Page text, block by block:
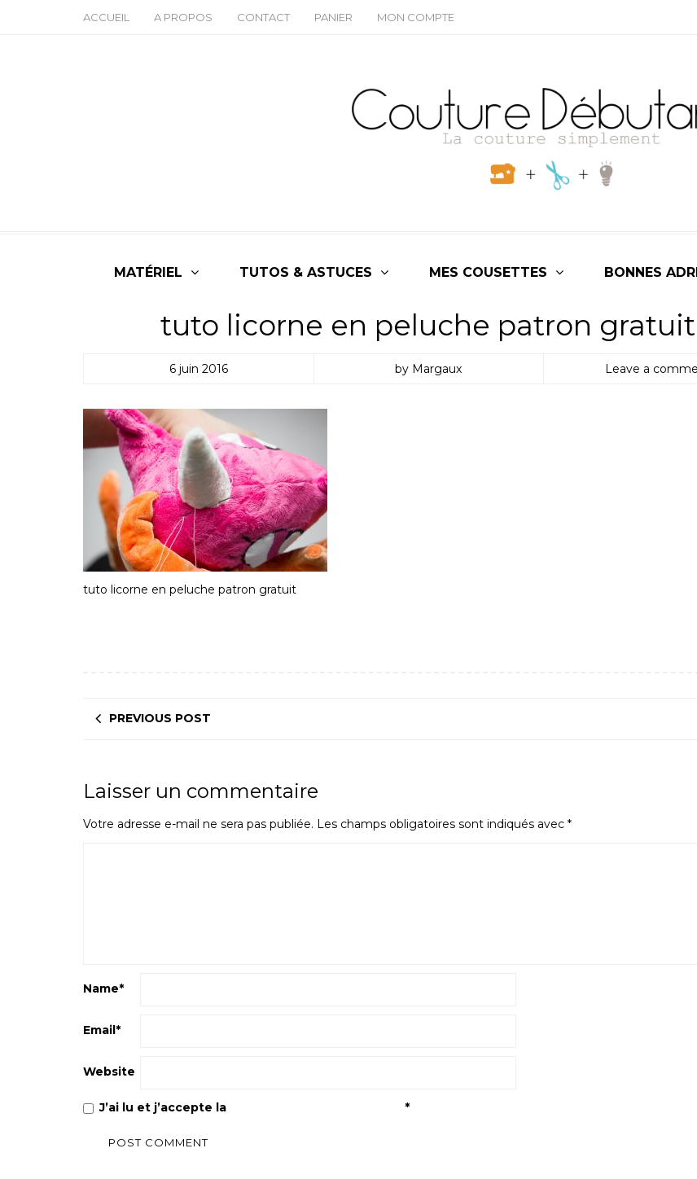
ACCUEIL A PROPOS CONTACT PANIER MON COMPTE
MATÉRIEL TUTOS & ASTUCES MES COUSETTES BONNES
tuto licorne en peluche patron gratuit
6 juin 2016 by Margaux Leave a
tuto licorne en peluche patron gratuit
PREVIOUS POST
Laisser un commentaire
Votre adresse e-mail ne sera pas publiée. Les champs obligatoires sont indiqués avec *
Name*
Email*
Website
J’ai lu et j’accepte la *